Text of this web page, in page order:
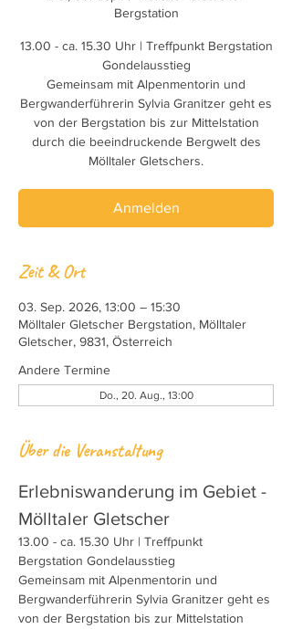
Bergstation
13.00 - ca. 15.30 Uhr | Treffpunkt Bergstation
Gondelausstieg
Gemeinsam mit Alpenmentorin und
Bergwanderführerin Sylvia Granitzer geht es
von der Bergstation bis zur Mittelstation
durch die beeindruckende Bergwelt des
Mölltaler Gletschers.
Anmelden
Zeit & Ort
03. Sep. 2026, 13:00 – 15:30
Mölltaler Gletscher Bergstation, Mölltaler
Gletscher, 9831, Österreich
Andere Termine
Do., 20. Aug., 13:00
Über die Veranstaltung
Erlebniswanderung im Gebiet -
Mölltaler Gletscher
13.00 - ca. 15.30 Uhr | Treffpunkt
Bergstation Gondelausstieg
Gemeinsam mit Alpenmentorin und
Bergwanderführerin Sylvia Granitzer geht es
von der Bergstation bis zur Mittelstation